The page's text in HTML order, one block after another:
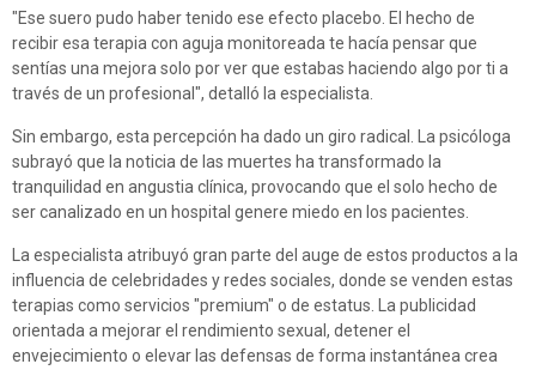
"Ese suero pudo haber tenido ese efecto placebo. El hecho de
recibir esa terapia con aguja monitoreada te hacía pensar que
sentías una mejora solo por ver que estabas haciendo algo por ti a
través de un profesional", detalló la especialista.
Sin embargo, esta percepción ha dado un giro radical. La psicóloga
subrayó que la noticia de las muertes ha transformado la
tranquilidad en angustia clínica, provocando que el solo hecho de
ser canalizado en un hospital genere miedo en los pacientes.
La especialista atribuyó gran parte del auge de estos productos a la
influencia de celebridades y redes sociales, donde se venden estas
terapias como servicios "premium" o de estatus. La publicidad
orientada a mejorar el rendimiento sexual, detener el
envejecimiento o elevar las defensas de forma instantánea crea